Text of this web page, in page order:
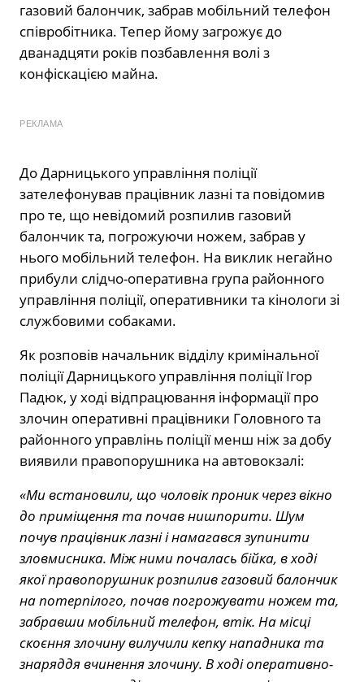
газовий балончик, забрав мобільний телефон
співробітника. Тепер йому загрожує до
дванадцяти років позбавлення волі з
конфіскацією майна.
РЕКЛАМА
До Дарницького управління поліції
зателефонував працівник лазні та повідомив
про те, що невідомий розпилив газовий
балончик та, погрожуючи ножем, забрав у
нього мобільний телефон. На виклик негайно
прибули слідчо-оперативна група районного
управління поліції, оперативники та кінологи зі
службовими собаками.
Як розповів начальник відділу кримінальної
поліції Дарницького управління поліції Ігор
Падюк, у ході відпрацювання інформації про
злочин оперативні працівники Головного та
районного управлінь поліції менш ніж за добу
виявили правопорушника на автовокзалі:
«Ми встановили, що чоловік проник через вікно
до приміщення та почав нишпорити. Шум
почув працівник лазні і намагався зупинити
зловмисника. Між ними почалась бійка, в ході
якої правопорушник розпилив газовий балончик
на потерпілого, почав погрожувати ножем та,
забравши мобільний телефон, втік. На місці
скоєння злочину вилучили кепку нападника та
знаряддя вчинення злочину. В ході оперативно-